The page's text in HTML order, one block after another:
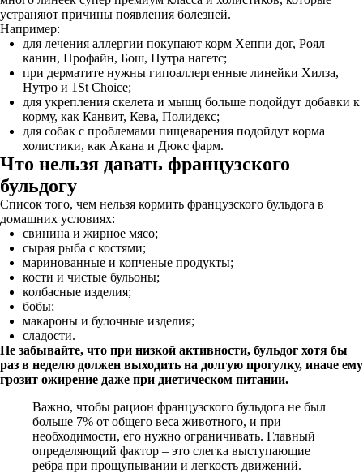
устраняют причины появления болезней.
Например:
для лечения аллергии покупают корм Хеппи дог, Роял
канин, Профайн, Бош, Нутра нагетс;
при дерматите нужны гипоаллергенные линейки Хилза,
Нутро и 1St Choice;
для укрепления скелета и мышц больше подойдут добавки к
корму, как Канвит, Кева, Полидекс;
для собак с проблемами пищеварения подойдут корма
холистики, как Акана и Дюкс фарм.
Что нельзя давать французского
бульдогу
Список того, чем нельзя кормить французского бульдога в
домашних условиях:
свинина и жирное мясо;
сырая рыба с костями;
маринованные и копченые продукты;
кости и чистые бульоны;
колбасные изделия;
бобы;
макароны и булочные изделия;
сладости.
Не забывайте, что при низкой активности, бульдог хотя бы
раз в неделю должен выходить на долгую прогулку, иначе ему
грозит ожирение даже при диетическом питании.
Важно, чтобы рацион французского бульдога не был
больше 7% от общего веса животного, и при
необходимости, его нужно ограничивать. Главный
определяющий фактор – это слегка выступающие
ребра при прощупывании и легкость движений.